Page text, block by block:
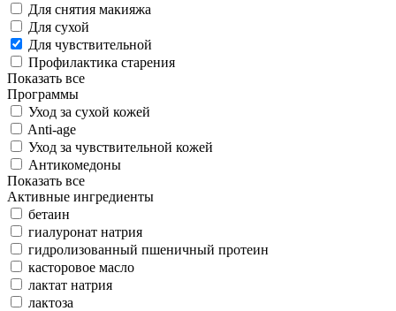
Для снятия макияжа
Для сухой
Для чувствительной
Профилактика старения
Показать все
Программы
Уход за сухой кожей
Anti-age
Уход за чувствительной кожей
Антикомедоны
Показать все
Активные ингредиенты
бетаин
гиалуронат натрия
гидролизованный пшеничный протеин
касторовое масло
лактат натрия
лактоза